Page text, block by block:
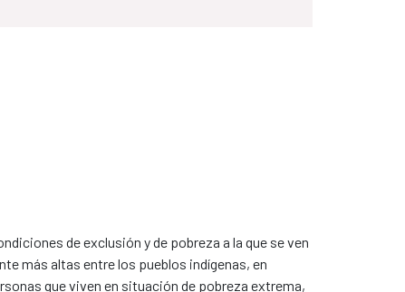
de exclusión y de pobreza a la que se ven
más altas entre los pueblos indígenas, en
que viven en situación de pobreza extrema,